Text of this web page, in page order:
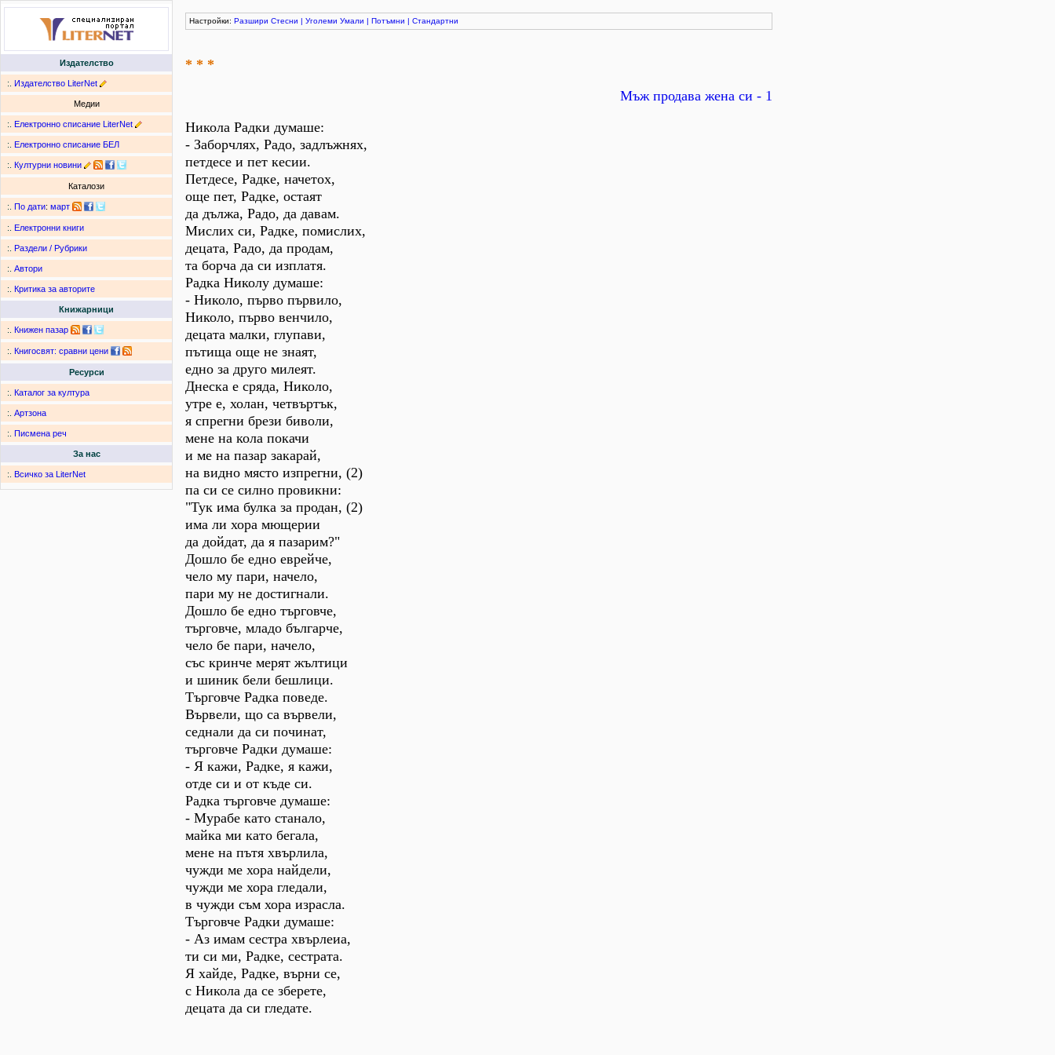
Издателство
:. Издателство LiterNet
Медии
:. Електронно списание LiterNet
:. Електронно списание БЕЛ
:. Културни новини
Каталози
:. По дати: март
:. Електронни книги
:. Раздели / Рубрики
:. Автори
:. Критика за авторите
Книжарници
:. Книжен пазар
:. Книгосвят: сравни цени
Ресурси
:. Каталог за култура
:. Артзона
:. Писмена реч
За нас
:. Всичко за LiterNet
Настройки: Разшири Стесни | Уголеми Умали | Потъмни | Стандартни
* * *
Мъж продава жена си - 1
Никола Радки думаше:
- Заборчлях, Радо, задлъжнях,
петдесе и пет кесии.
Петдесе, Радке, начетох,
още пет, Радке, остаят
да дължа, Радо, да давам.
Мислих си, Радке, помислих,
децата, Радо, да продам,
та борча да си изплатя.
Радка Николу думаше:
- Николо, първо първило,
Николо, първо венчило,
децата малки, глупави,
пътища още не знаят,
едно за друго милеят.
Днеска е сряда, Николо,
утре е, холан, четвъртък,
я спрегни брези биволи,
мене на кола покачи
и ме на пазар закарай,
на видно място изпрегни, (2)
па си се силно провикни:
"Тук има булка за продан, (2)
има ли хора мющерии
да дойдат, да я пазарим?"
Дошло бе едно еврейче,
чело му пари, начело,
пари му не достигнали.
Дошло бе едно търговче,
търговче, младо българче,
чело бе пари, начело,
със кринче мерят жълтици
и шиник бели бешлици.
Търговче Радка поведе.
Вървели, що са вървели,
седнали да си починат,
търговче Радки думаше:
- Я кажи, Радке, я кажи,
отде си и от къде си.
Радка търговче думаше:
- Мурабе като станало,
майка ми като бегала,
мене на пътя хвърлила,
чужди ме хора найдели,
чужди ме хора гледали,
в чужди съм хора израсла.
Търговче Радки думаше:
- Аз имам сестра хвърлеиа,
ти си ми, Радке, сестрата.
Я хайде, Радке, върни се,
с Никола да се зберете,
децата да си гледате.